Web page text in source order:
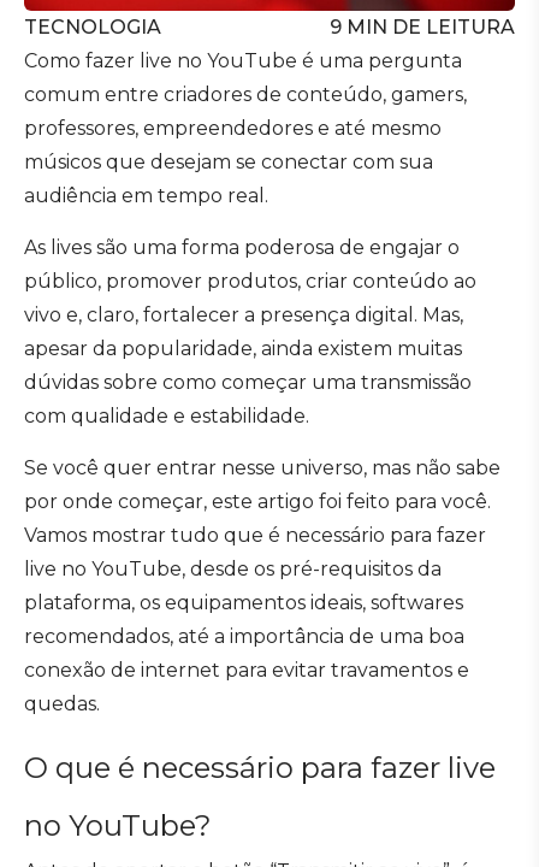
TECNOLOGIA 9 MIN DE LEITURA
Como fazer live no YouTube é uma pergunta
comum entre criadores de conteúdo, gamers,
professores, empreendedores e até mesmo
músicos que desejam se conectar com sua
audiência em tempo real.
As lives são uma forma poderosa de engajar o
público, promover produtos, criar conteúdo ao
vivo e, claro, fortalecer a presença digital. Mas,
apesar da popularidade, ainda existem muitas
dúvidas sobre como começar uma transmissão
com qualidade e estabilidade.
Se você quer entrar nesse universo, mas não sabe
por onde começar, este artigo foi feito para você.
Vamos mostrar tudo que é necessário para fazer
live no YouTube, desde os pré-requisitos da
plataforma, os equipamentos ideais, softwares
recomendados, até a importância de uma boa
conexão de internet para evitar travamentos e
quedas.
O que é necessário para fazer live
no YouTube?